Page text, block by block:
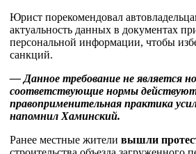
Юрист порекомендовал
актуальность данных в документах
персональной информации, чтобы
санкций.
— Данное требование не является
соответствующие нормы действуют
правоприменительная практика
напомнил Хаминский.
Ранее местные жители вышли